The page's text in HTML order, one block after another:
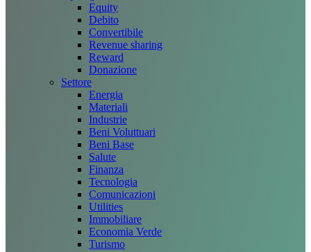
Equity
Debito
Convertibile
Revenue sharing
Reward
Donazione
Settore
Energia
Materiali
Industrie
Beni Voluttuari
Beni Base
Salute
Finanza
Tecnologia
Comunicazioni
Utilities
Immobiliare
Economia Verde
Turismo